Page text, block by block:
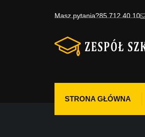
Masz pytania?85 712 40 10
STRONA GŁÓWNA